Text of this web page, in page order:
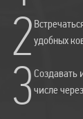
2удобных
3 Создавать
числе